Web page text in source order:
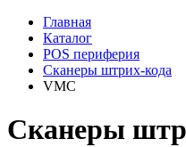
Главная
Каталог
POS периферия
Сканеры штрих-кода
VMC
Сканеры